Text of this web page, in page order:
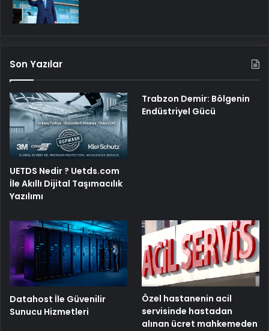
Son Yazılar
UETDS Nedir ? Uetds.com
İle Akıllı Dijital Taşımacılık
Yazılımı
Trabzon Demir: Bölgenin
Endüstriyel Gücü
Datahost İle Güvenilir
Sunucu Hizmetleri
Özel hastanenin acil
servisinde hastadan
alınan ücret mahkemeden